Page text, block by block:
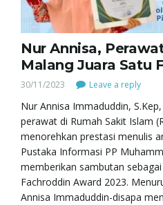
Nur Annisa,
Malang Juara Satu
30/11/2023 Leave a reply
Nur Annisa Immaduddin,
perawat di Rumah Sakit Islam
menorehkan prestasi menulis
Pustaka Informasi PP
memberikan sambutan
Fachroddin Award 2023.
Annisa Immaduddin-disapa